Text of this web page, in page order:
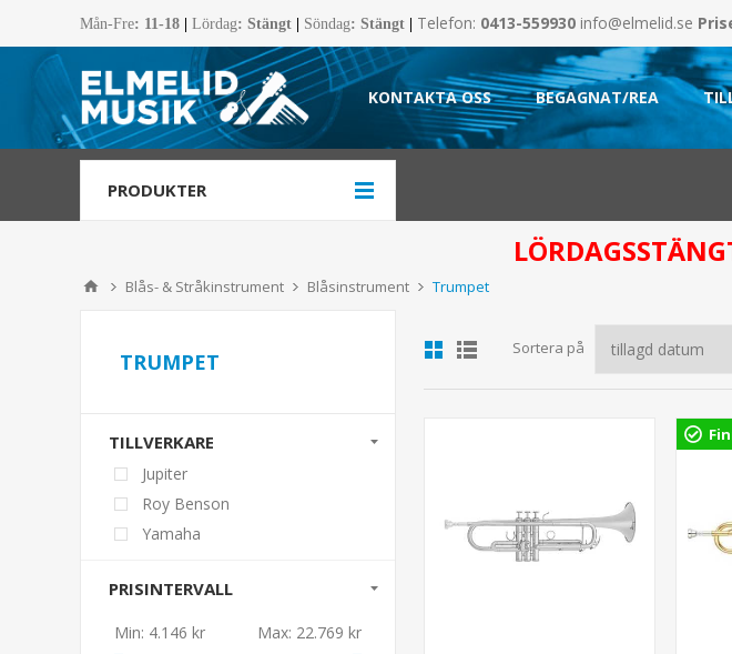
Mån-Fre: 11-18 Lördag: Stängt Söndag: Stängt Telefon: 0413-559930 info@elmelid.se
KONTAKTA OSS BEGAGNAT/REA
PRODUKTER
Blås- & Stråkinstrument Blåsinstrument Trumpet
Sortera på
TRUMPET
TILLVERKARE
Jupiter
Roy Benson
Yamaha
PRISINTERVALL
Min: 4.146 kr Max: 22.769 kr